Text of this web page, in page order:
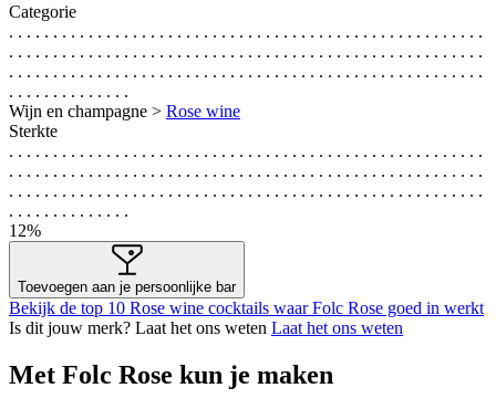
Categorie
. . . . . . . . . . . . . . . . . . . . . . . . . . . . . . . . . . . . . . . . . . . . . . . . . . . . . .
. . . . . . . . . . . . . . . . . . . . . . . . . . . . . . . . . . . . . . . . . . . . . . . . . . . . . .
. . . . . . . . . . . . . . . . . . . . . . . . . . . . . . . . . . . . . . . . . . . . . . . . . . . . . .
. . . . . . . . . . . . . .
Wijn en champagne > Rose wine
Sterkte
. . . . . . . . . . . . . . . . . . . . . . . . . . . . . . . . . . . . . . . . . . . . . . . . . . . . . .
. . . . . . . . . . . . . . . . . . . . . . . . . . . . . . . . . . . . . . . . . . . . . . . . . . . . . .
. . . . . . . . . . . . . . . . . . . . . . . . . . . . . . . . . . . . . . . . . . . . . . . . . . . . . .
. . . . . . . . . . . . . .
12%
Toevoegen aan je persoonlijke bar
Bekijk de top 10 Rose wine cocktails waar Folc Rose goed in werkt
Is dit jouw merk? Laat het ons weten Laat het ons weten
Met Folc Rose kun je maken